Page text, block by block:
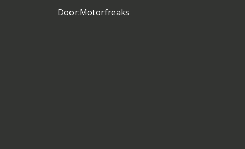
Door:Motorfreaks